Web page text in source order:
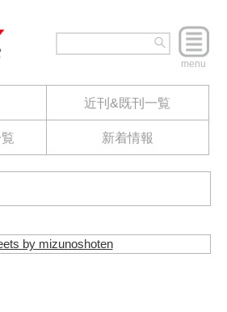
menu
近刊&既刊一覧
新着情報
by mizunoshoten